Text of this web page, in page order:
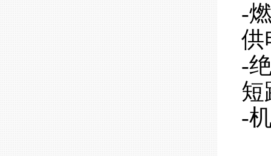
-
供
-
短
-